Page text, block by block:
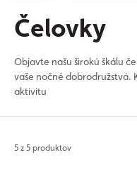
Čelovky
Objavte našu širokú škálu
vaše nočné dobrodružstvá.
aktivitu
5 z 5 produktov